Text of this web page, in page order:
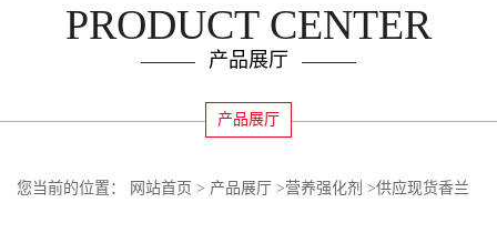
PRODUCT CENTER
产品展厅
产品展厅
您当前的位置： 网站首页 > 产品展厅 >营养强化剂 >供应现货香兰